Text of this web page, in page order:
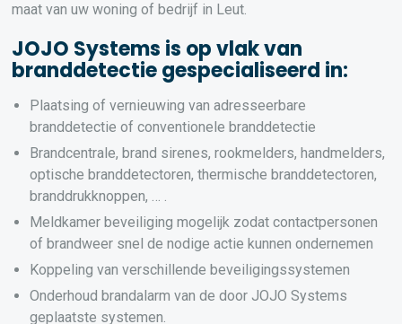
maat van uw woning of bedrijf in Leut.
JOJO Systems is op vlak van
branddetectie gespecialiseerd in:
Plaatsing of vernieuwing van adresseerbare
branddetectie of conventionele branddetectie
Brandcentrale, brand sirenes, rookmelders, handmelders,
optische branddetectoren, thermische branddetectoren,
branddrukknoppen, … .
Meldkamer beveiliging mogelijk zodat contactpersonen
of brandweer snel de nodige actie kunnen ondernemen
Koppeling van verschillende beveiligingssystemen
Onderhoud brandalarm van de door JOJO Systems
geplaatste systemen.